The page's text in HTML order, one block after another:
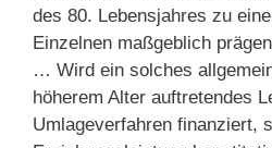
des 80. Lebensjahres zu
Einzelnen maßgeblich
… Wird ein solches
höherem Alter auftretendes
Umlageverfahren finanziert,